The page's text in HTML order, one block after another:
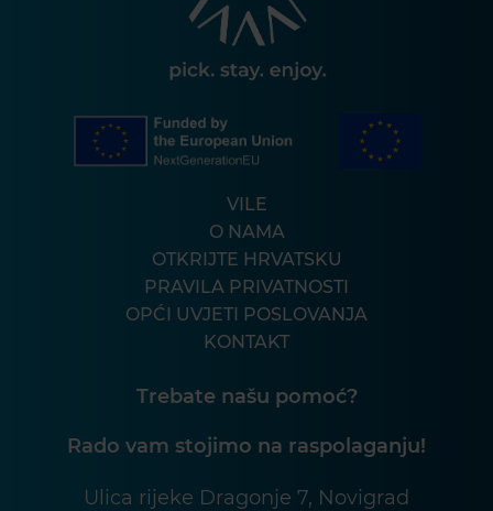
VILE
O NAMA
OTKRIJTE HRVATSKU
PRAVILA PRIVATNOSTI
OPĆI UVJETI POSLOVANJA
KONTAKT
Trebate našu pomoć?
Rado vam stojimo na raspolaganju!
Ulica rijeke Dragonje 7, Novigrad